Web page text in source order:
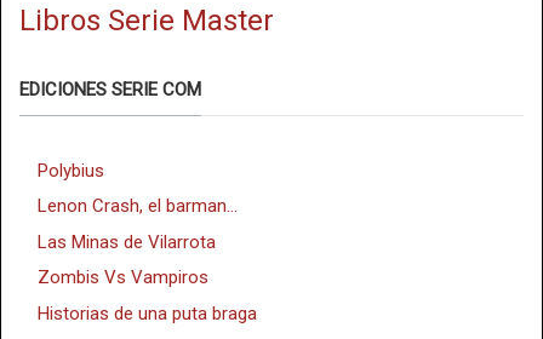
Libros Serie Master
EDICIONES SERIE COM
Polybius
Lenon Crash, el barman...
Las Minas de Vilarrota
Zombis Vs Vampiros
Historias de una puta braga